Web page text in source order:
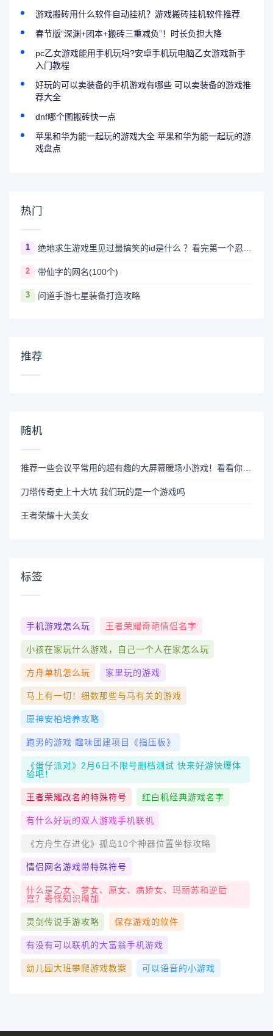
游戏搬砖用什么软件自动挂机？游戏搬砖挂机软件推荐
春节版“深渊+团本+搬砖三重减负”！时长负担大降
pc乙女游戏能用手机玩吗?安卓手机玩电脑乙女游戏新手
入门教程
好玩的可以卖装备的手机游戏有哪些 可以卖装备的游戏推
荐大全
dnf哪个图搬砖快一点
苹果和华为能一起玩的游戏大全 苹果和华为能一起玩的游
戏盘点
热门
1
2 带仙字的网名(100个)
3 问道手游七星装备打造攻略
推荐
随机
推荐一些会议平常用的超有趣的大屏幕暖场小游戏！看看你玩过没
刀塔传奇史上十大坑 我们玩的是一个游戏吗
王者荣耀十大美女
标签
手机游戏怎么玩 王者荣耀奇葩情侣名字
小孩在家玩什么游戏，自己一个人在家怎么玩
方舟单机怎么玩 家里玩的游戏
马上有一切！细数那些与马有关的游戏
原神安柏培养攻略
跑男的游戏 趣味团建项目《指压板》
《蛋仔派对》2月6日不限号删档测试 快来好游快爆体
验吧！
王者荣耀改名的特殊符号 红白机经典游戏名字
有什么好玩的双人游戏手机联机
《方舟生存进化》孤岛10个神器位置坐标攻略
情侣网名游戏带特殊符号
什么是乙女、梦女、原女、病娇女、玛丽苏和逆后
宫？奇怪知识增加
灵剑传说手游攻略 保存游戏的软件
有没有可以联机的大富翁手机游戏
幼儿园大班攀爬游戏教案 可以语音的小游戏